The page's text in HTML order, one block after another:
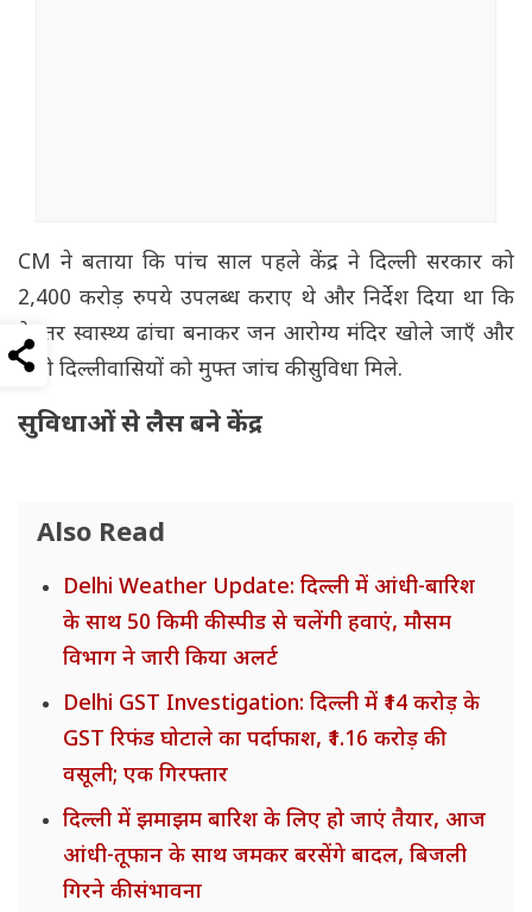
CM ने बताया कि पांच साल पहले केंद्र ने दिल्ली सरकार को
2,400 करोड़ रुपये उपलब्ध कराए थे और निर्देश दिया था कि
बेहतर स्वास्थ्य ढांचा बनाकर जन आरोग्य मंदिर खोले जाएँ और
सभी दिल्लीवासियों को मुफ्त जांच की सुविधा मिले.
सुविधाओं से लैस बने केंद्र
Also Read
Delhi Weather Update: दिल्ली में आंधी-बारिश
के साथ 50 किमी की स्पीड से चलेंगी हवाएं, मौसम
विभाग ने जारी किया अलर्ट
Delhi GST Investigation: दिल्ली में ₹14 करोड़ के
GST रिफंड घोटाले का पर्दाफाश, ₹1.16 करोड़ की
वसूली; एक गिरफ्तार
दिल्ली में झमाझम बारिश के लिए हो जाएं तैयार, आज
आंधी-तूफान के साथ जमकर बरसेंगे बादल, बिजली
गिरने की संभावना